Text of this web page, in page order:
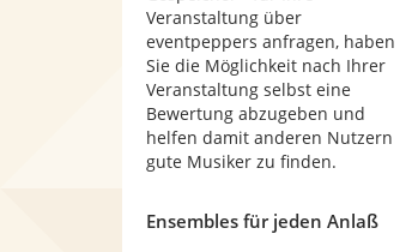
Veranstaltung über
eventpeppers anfragen, haben
Sie die Möglichkeit nach Ihrer
Veranstaltung selbst eine
Bewertung abzugeben und
helfen damit anderen Nutzern
gute Musiker zu finden.
Ensembles für jeden Anlaß